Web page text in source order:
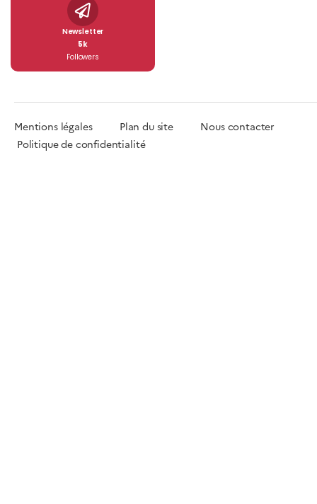
Newsletter
5k
Followers
Mentions légales Plan du site Nous contacter
Politique de confidentialité